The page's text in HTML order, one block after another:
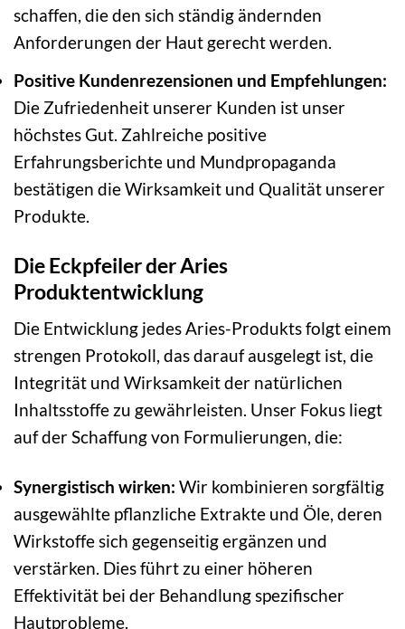
schaffen, die den sich ständig ändernden
Anforderungen der Haut gerecht werden.
Positive Kundenrezensionen und Empfehlungen:
Die Zufriedenheit unserer Kunden ist unser
höchstes Gut. Zahlreiche positive
Erfahrungsberichte und Mundpropaganda
bestätigen die Wirksamkeit und Qualität unserer
Produkte.
Die Eckpfeiler der Aries
Produktentwicklung
Die Entwicklung jedes Aries-Produkts folgt einem
strengen Protokoll, das darauf ausgelegt ist, die
Integrität und Wirksamkeit der natürlichen
Inhaltsstoffe zu gewährleisten. Unser Fokus liegt
auf der Schaffung von Formulierungen, die:
Synergistisch wirken: Wir kombinieren sorgfältig
ausgewählte pflanzliche Extrakte und Öle, deren
Wirkstoffe sich gegenseitig ergänzen und
verstärken. Dies führt zu einer höheren
Effektivität bei der Behandlung spezifischer
Hautprobleme.